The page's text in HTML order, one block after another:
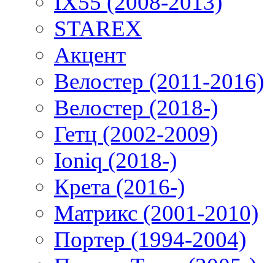
STAREX
Акцент
Велостер (2011-2016)
Велостер (2018-)
Гетц (2002-2009)
Ioniq (2018-)
Крета (2016-)
Матрикс (2001-2010)
Портер (1994-2004)